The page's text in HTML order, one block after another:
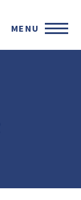
MENU